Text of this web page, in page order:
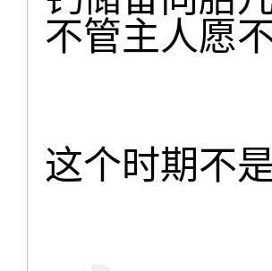
不管主人愿
这个时期不